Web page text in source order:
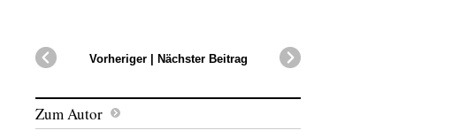
Vorheriger| Nächster Beitrag
Zum Autor